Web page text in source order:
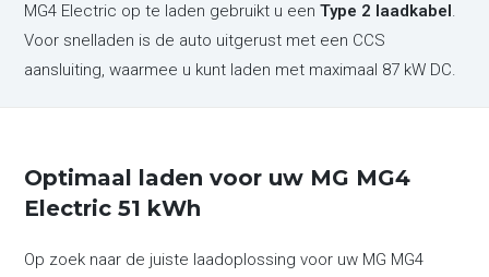
MG4 Electric op te laden gebruikt u eenType 2 laadkabel.
Voor snelladen is de auto uitgerust met een CCS
aansluiting, waarmee u kunt laden met maximaal 87 kW DC.
Optimaal laden voor uw MG MG4
Electric 51 kWh
Op zoek naar de juiste laadoplossing voor uw MG MG4